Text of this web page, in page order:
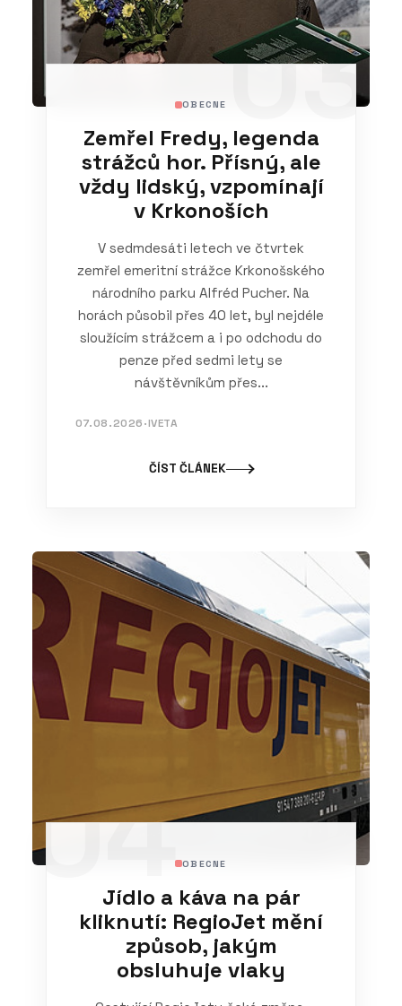
03
OBECNE
Zemřel Fredy, legenda
strážců hor. Přísný, ale
vždy lidský, vzpomínají
v Krkonoších
V sedmdesáti letech ve čtvrtek
zemřel emeritní strážce Krkonošského
národního parku Alfréd Pucher. Na
horách působil přes 40 let, byl nejdéle
sloužícím strážcem a i po odchodu do
penze před sedmi lety se
návštěvníkům přes...
07.08.2026·IVETA
ČÍST ČLÁNEK
04 OBECNE
Jídlo a káva na pár
kliknutí: RegioJet mění
způsob, jakým
obsluhuje vlaky